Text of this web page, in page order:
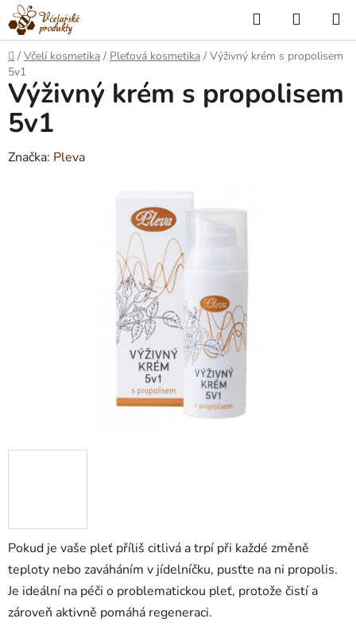
Přejít
na
obsah
Hledat
KOŠÍK
Domů
/ Včelí kosmetika / Pleťová kosmetika / Výživný krém s propolisem
5v1
Pokud je vaše pleť příliš citlivá a trpí při každé změně
teploty nebo zaváháním v jídelníčku, pusťte na ni propolis.
Je ideální na péči o problematickou pleť, protože čistí a
zároveň aktivně pomáhá regeneraci.
Výživný krém s propolisem
5v1
Značka: Pleva